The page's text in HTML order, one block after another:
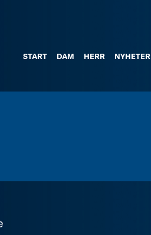
START DAM HERR NYHETER